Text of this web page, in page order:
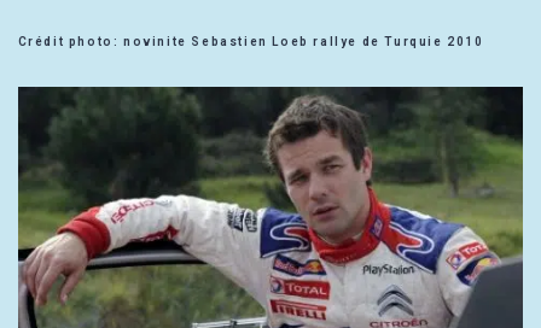
Crédit photo: novinite Sebastien Loeb rallye de Turquie 2010